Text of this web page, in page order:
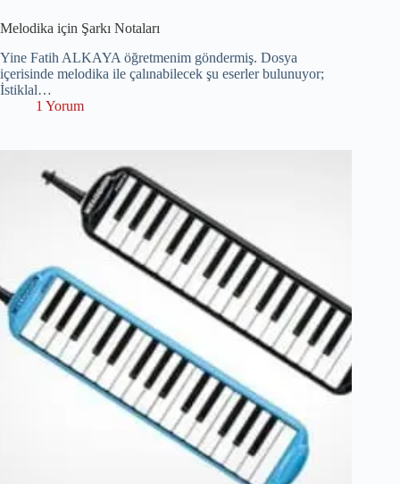
Melodika için Şarkı Notaları
Yine Fatih ALKAYA öğretmenim göndermiş. Dosya
içerisinde melodika ile çalınabilecek şu eserler bulunuyor;
İstiklal…
1 Yorum